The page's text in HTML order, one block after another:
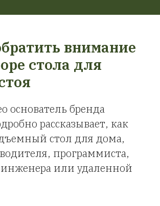
внимание
стола для
основатель бренда
рассказывает, как
стол для дома,
программиста,
или удаленной